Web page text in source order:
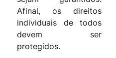
Afinal, os direitos
individuais de todos
devem ser
protegidos.